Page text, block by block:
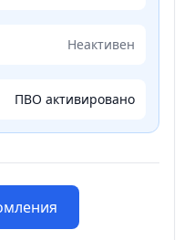
Неактивен
ПВО активировано